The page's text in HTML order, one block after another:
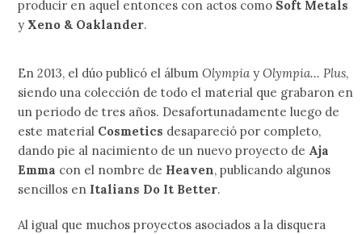
producir en aquel entonces con actos como Soft Metals
y Xeno & Oaklander.
En 2013, el dúo publicó el álbum Olympia yOlympia… Plus,
siendo una colección de todo el material que grabaron en
un periodo de tres años. Desafortunadamente luego de
este material Cosmetics desapareció por completo,
dando pie al nacimiento de un nuevo proyecto de Aja
Emma con el nombre de Heaven, publicando algunos
sencillos en Italians Do It Better.
Al igual que muchos proyectos asociados a la disquera